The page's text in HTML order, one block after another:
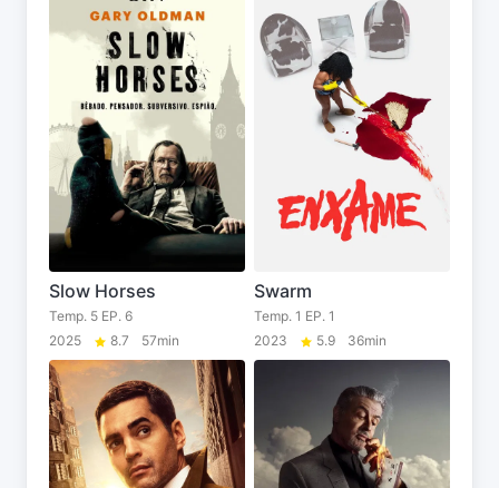
Slow Horses
Temp. 5 EP. 6
2025
8.7 57min
Swarm
Temp. 1 EP. 1
2023
5.9 36min